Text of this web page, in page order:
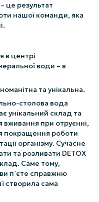
це результат
нашої команди, яка
в центрі
води – в
та унікальна.
столова вода
унікальний склад та
при отруєнні,
покращення роботи
організму. Сучасне
та розливати DETOX
Саме тому,
п’єте справжню
створила сама